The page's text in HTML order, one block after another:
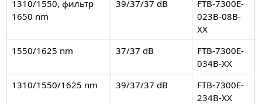
1310/1550, фильтр
1650 nm
39/37/37 dB
FTB-7300E-
023B-08B-
XX
1550/1625 nm
37/37 dB
FTB-7300E-
034B-XX
1310/1550/1625 nm
39/37/37 dB
FTB-7300E-
234B-XX